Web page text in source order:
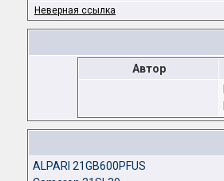
Неверная ссылка
Автор
ALPARI 21GB600PFUS